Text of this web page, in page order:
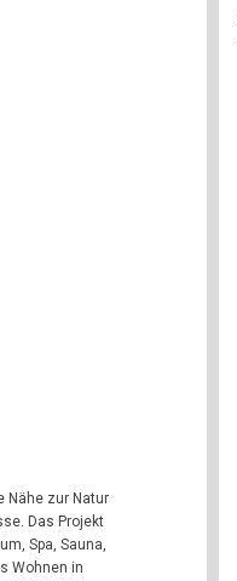
Nähe zur Natur
Das Projekt
Spa, Sauna,
Wohnen in